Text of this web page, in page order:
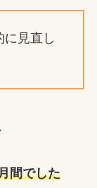
に見直し
間でした